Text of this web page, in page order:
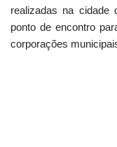
realizadas na cidade
ponto de encontro
corporações